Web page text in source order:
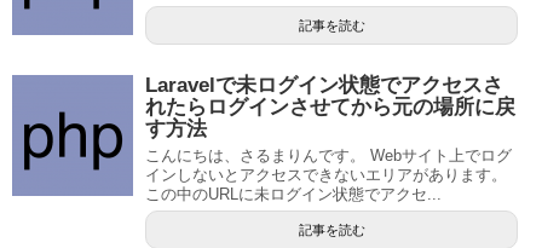
記事を読む
Laravelで未ログイン状態でアクセスさ
れたらログインさせてから元の場所に戻
す方法
こんにちは、さるまりんです。 Webサイト上でログ
インしないとアクセスできないエリアがあります。
この中のURLに未ログイン状態でアクセ...
記事を読む